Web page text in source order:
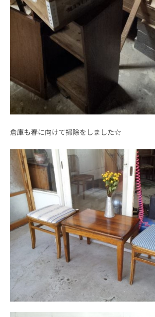
倉庫も春に向けて掃除をしました☆